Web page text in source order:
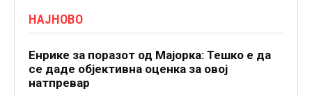
НАЈНОВО
Енрике за поразот од Мајорка: Тешко е да
се даде објективна оценка за овој
натпревар